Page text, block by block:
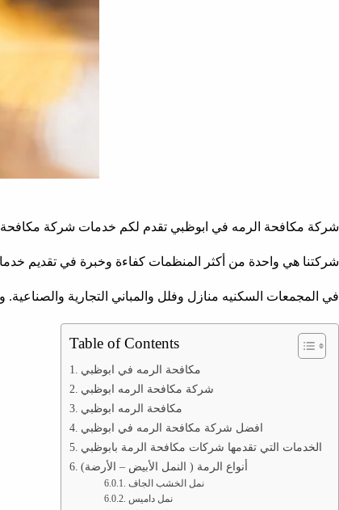
شركة مكافحة الرمه في ابوظبي تقدم لكم خدمات شركة
شركتنا هي واحدة من أكثر المنظمات كفاءة وخبرة في تقديم
في المجمعات السكنيه منازل وفلل والمباني التجارية
Table of Contents
مكافحة الرمه في ابوظبي
شركة مكافحة الرمه ابوظبي
مكافحة الرمه ابوظبي
افضل شركة مكافحة الرمه في ابوظبي
الخدمات التي تقدمها شركات مكافحة الرمة بابوظبي
أنواع الرمة ( النمل الأبيض – الأرضة)
نمل الخشب الجاف
نمل داميس